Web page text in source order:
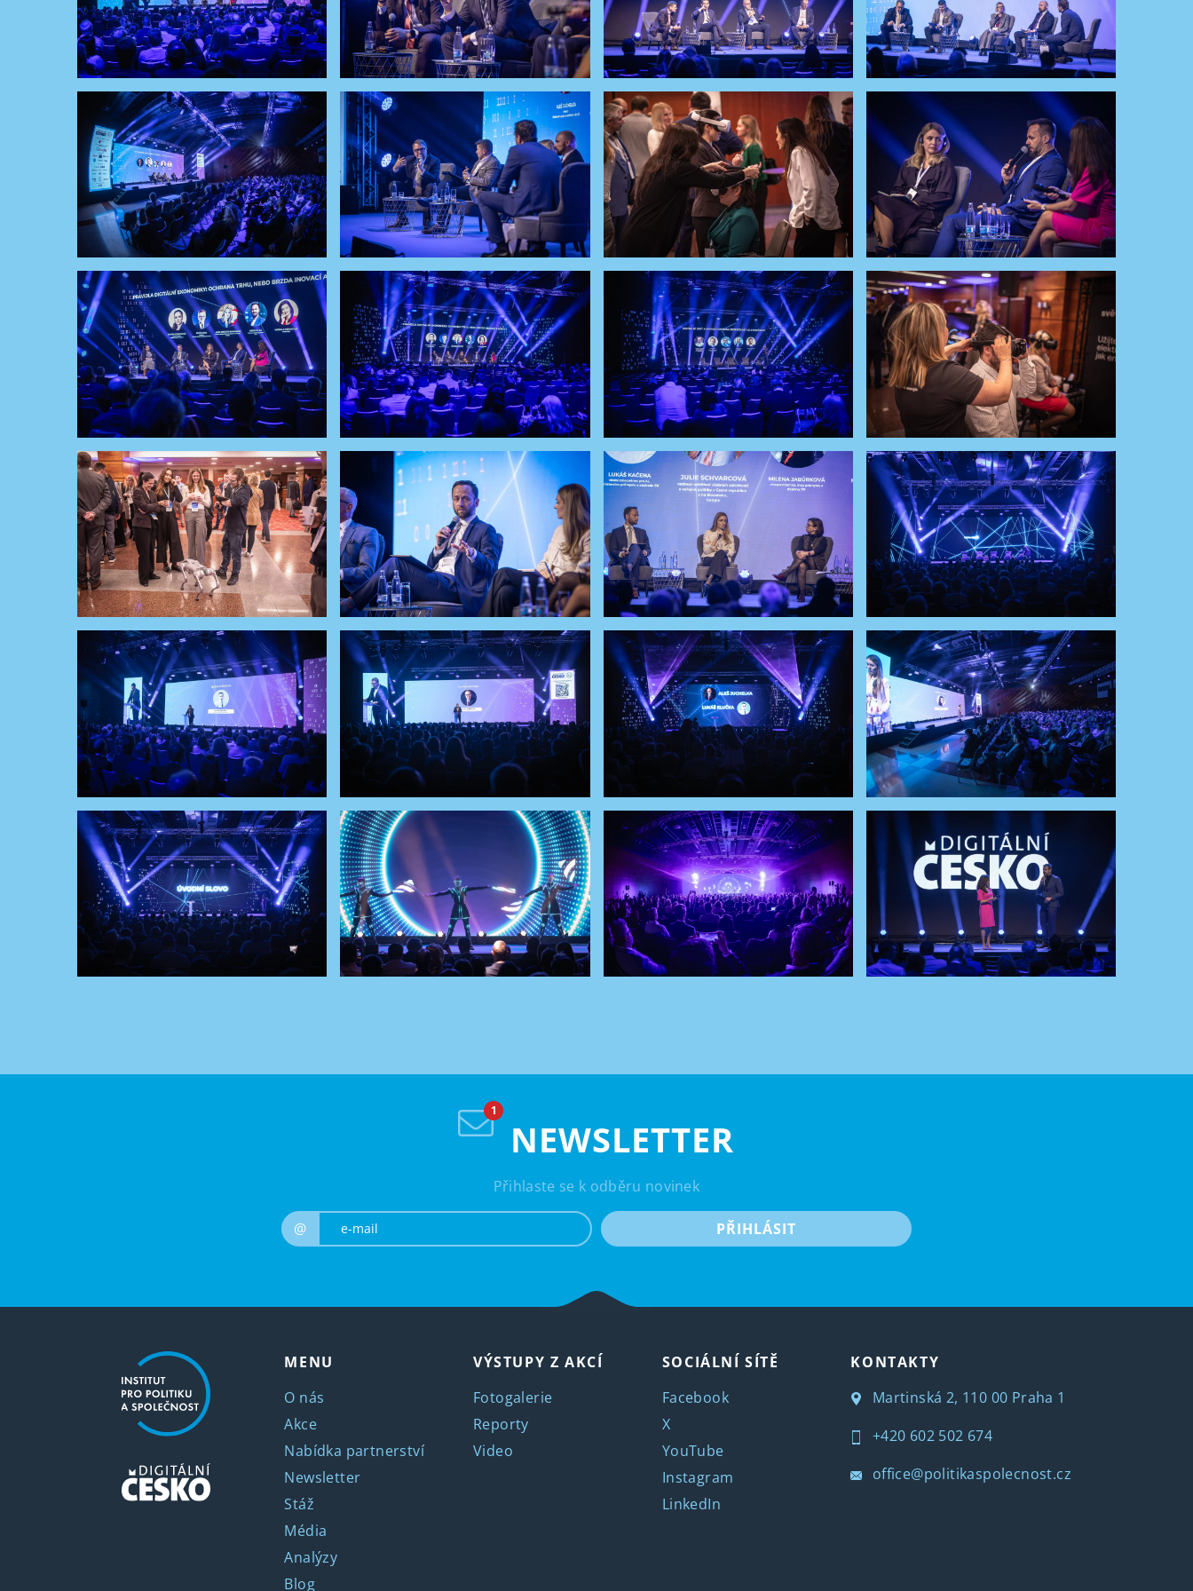
NEWSLETTER
Přihlaste se k odběru novinek
@ PŘIHLÁSIT
MENU
O nás
Akce
Nabídka partnerství
Newsletter
Stáž
Média
Analýzy
Blog
VÝSTUPY Z AKCÍ
Fotogalerie
Reporty
Video
SOCIÁLNÍ SÍTĚ
Facebook
X
YouTube
Instagram
LinkedIn
KONTAKTY
Martinská 2, 110 00 Praha 1
+420 602 502 674
office@politikaspolecnost.cz